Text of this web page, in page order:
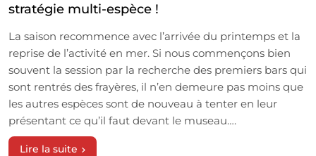
stratégie multi-espèce !
La saison recommence avec l’arrivée du printemps et la
reprise de l’activité en mer. Si nous commençons bien
souvent la session par la recherche des premiers bars qui
sont rentrés des frayères, il n’en demeure pas moins que
les autres espèces sont de nouveau à tenter en leur
présentant ce qu’il faut devant le museau….
Lire la suite